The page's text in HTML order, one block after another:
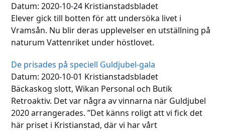
Datum: 2020-10-24 Kristianstadsbladet
Elever gick till botten för att undersöka livet i
Vramsån. Nu blir deras upplevelser en utställning på
naturum Vattenriket under höstlovet.
De prisades på speciell Guldjubel-gala
Datum: 2020-10-01 Kristianstadsbladet
Bäckaskog slott, Wikan Personal och Butik
Retroaktiv. Det var några av vinnarna när Guldjubel
2020 arrangerades. ”Det känns roligt att vi fick det
här priset i Kristianstad, där vi har vårt